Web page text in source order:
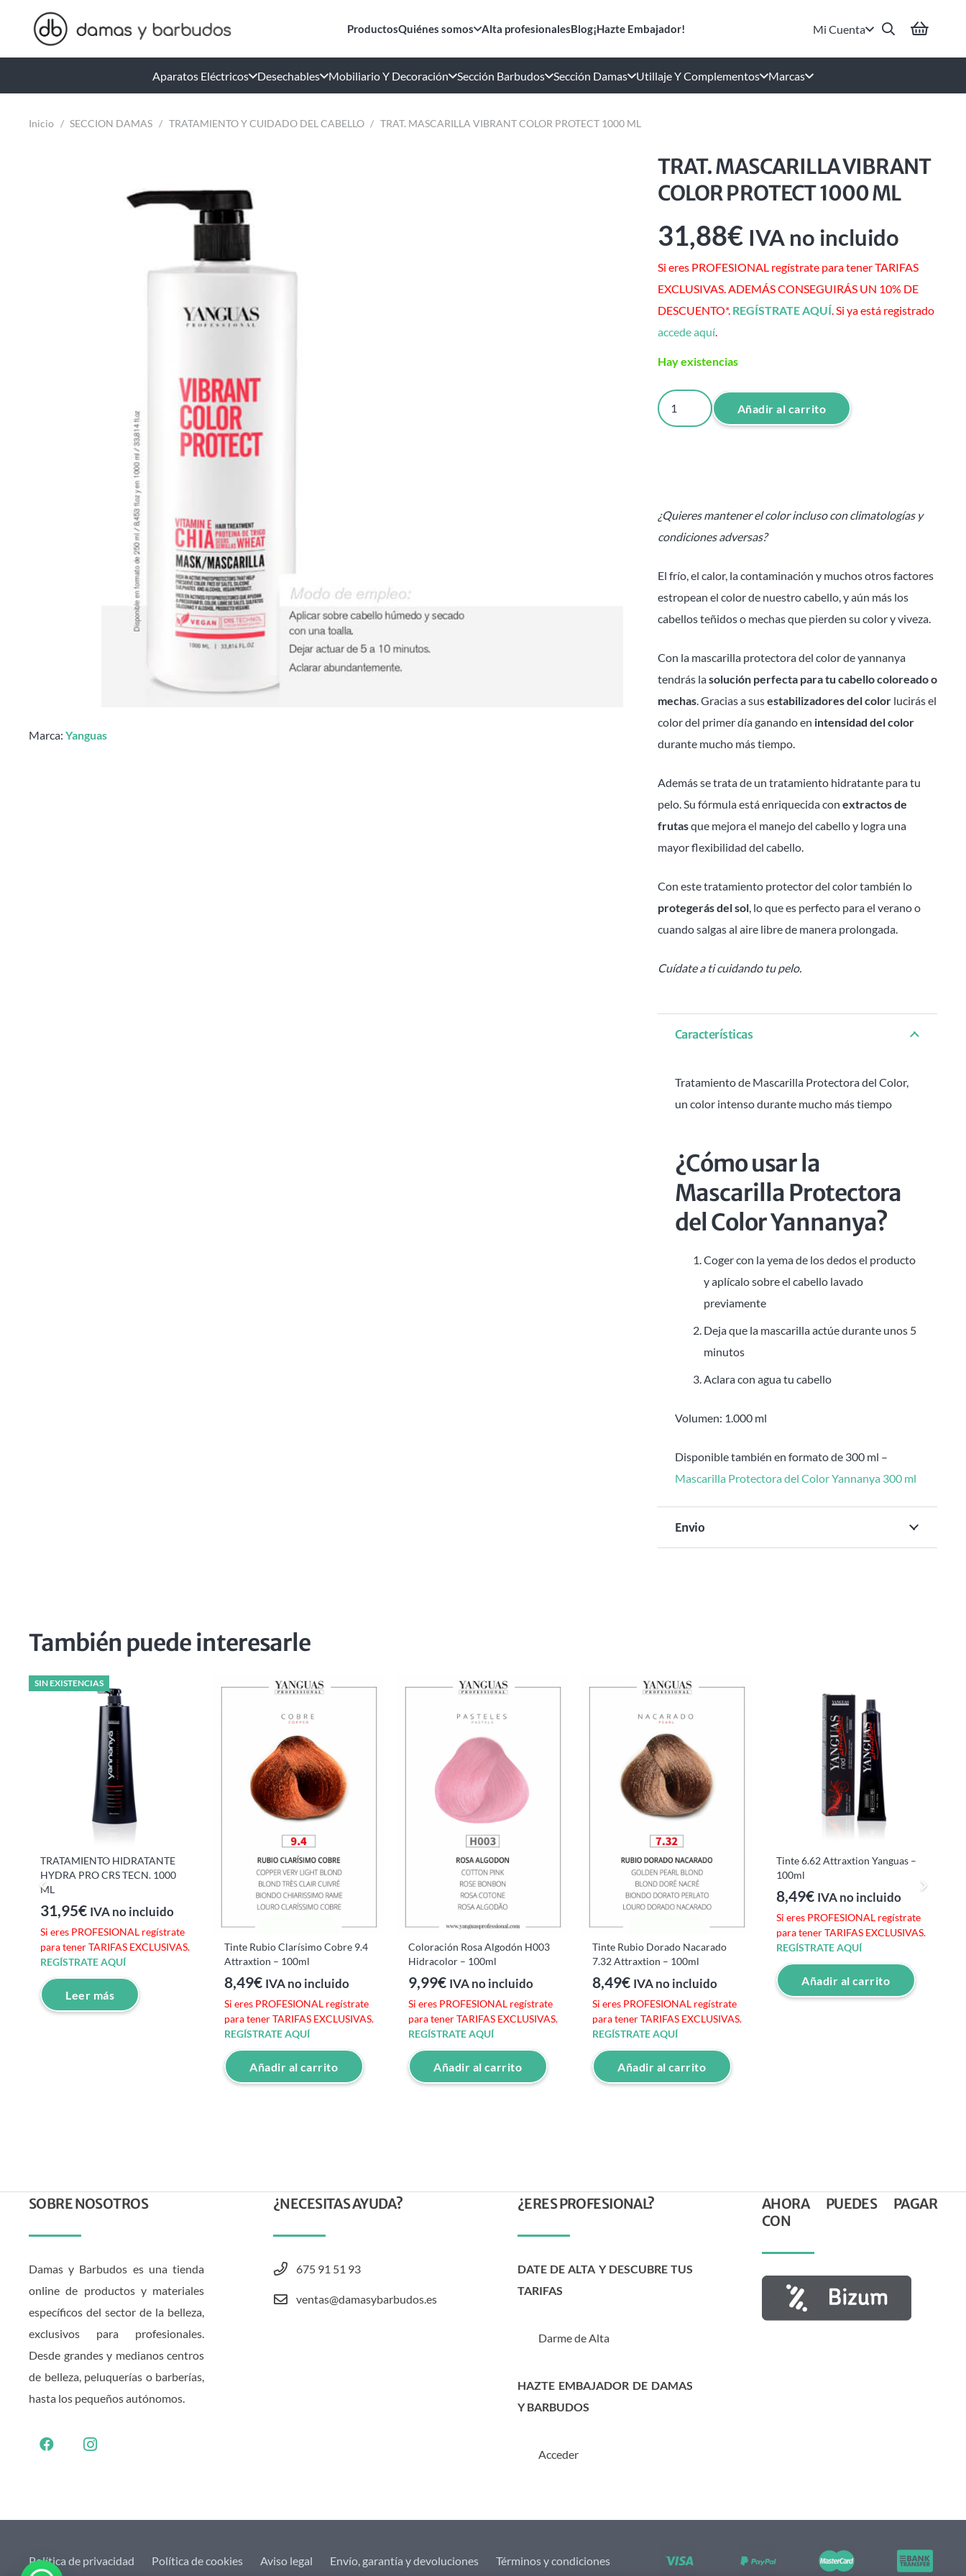
ProductosQuiénes somos Alta profesionalesBlog¡Hazte Embajador! Mi Cuenta
Aparatos Eléctricos Desechables Mobiliario Y Decoración Sección Barbudos Sección Damas Utillaje Y Complementos Marcas
Inicio / SECCION DAMAS / TRATAMIENTO Y CUIDADO DEL CABELLO / TRAT. MASCARILLA VIBRANT COLOR PROTECT 1000 ML
Marca: Yanguas
TRAT. MASCARILLA VIBRANT
COLOR PROTECT 1000 ML
31,88€ IVA no incluido
Si eres PROFESIONAL regístrate para tener TARIFAS
EXCLUSIVAS. ADEMÁS CONSEGUIRÁS UN 10% DE
DESCUENTO*. REGÍSTRATE AQUÍ. Si ya está registrado
accede aquí.
Hay existencias
TRAT.
MASCARILLA
Añadir al carrito
¿Quieres mantener el color incluso con climatologías y
condiciones adversas?
El frío, el calor, la contaminación y muchos otros factores
estropean el color de nuestro cabello, y aún más los
cabellos teñidos o mechas que pierden su color y viveza.
Con la mascarilla protectora del color de yannanya
tendrás lasolución perfecta para tu cabello coloreado o
mechas. Gracias a susestabilizadores del colorlucirás el
color del primer día ganando en intensidad del color
durante mucho más tiempo.
Además se trata de un tratamiento hidratante para tu
pelo. Su fórmula está enriquecida con extractos de
frutasque mejora el manejo del cabello y logra una
mayor flexibilidad del cabello.
Con este tratamiento protector del color también lo
protegerás del sol, lo que es perfecto para el verano o
cuando salgas al aire libre de manera prolongada.
Cuídate a ti cuidando tu pelo.
Características
Tratamiento de Mascarilla Protectora del Color,
un color intenso durante mucho más tiempo
¿Cómo usar la
Mascarilla Protectora
del Color Yannanya?
Coger con la yema de los dedos el producto
y aplícalo sobre el cabello lavado
previamente
Deja que la mascarilla actúe durante unos 5
minutos
Aclara con agua tu cabello
Volumen: 1.000 ml
Disponible también en formato de 300 ml –
Mascarilla Protectora del Color Yannanya 300 ml
Envio
También puede interesarle
SIN EXISTENCIAS
TRATAMIENTO HIDRATANTE
HYDRA PRO CRS TECN. 1000
ML
31,95€ IVA no incluido
Si eres PROFESIONAL regístrate
para tener TARIFAS EXCLUSIVAS.
REGÍSTRATE AQUÍ
Leer más
Tinte Rubio Clarísimo Cobre 9.4
Attraxtion – 100ml
8,49€ IVA no incluido
Si eres PROFESIONAL regístrate
para tener TARIFAS EXCLUSIVAS.
REGÍSTRATE AQUÍ
Añadir al carrito
Coloración Rosa Algodón H003
Hidracolor – 100ml
9,99€ IVA no incluido
Si eres PROFESIONAL regístrate
para tener TARIFAS EXCLUSIVAS.
REGÍSTRATE AQUÍ
Añadir al carrito
Tinte Rubio Dorado Nacarado
7.32 Attraxtion – 100ml
8,49€ IVA no incluido
Si eres PROFESIONAL regístrate
para tener TARIFAS EXCLUSIVAS.
REGÍSTRATE AQUÍ
Añadir al carrito
Tinte 6.62 Attraxtion Yanguas –
100ml
8,49€ IVA no incluido
Si eres PROFESIONAL regístrate
para tener TARIFAS EXCLUSIVAS.
REGÍSTRATE AQUÍ
Añadir al carrito
SOBRE NOSOTROS
Damas y Barbudos es una tienda
online de productos y materiales
específicos del sector de la belleza,
exclusivos para profesionales.
Desde grandes y medianos centros
de belleza, peluquerías o barberías,
hasta los pequeños autónomos.
¿NECESITAS AYUDA?
675 91 51 93
ventas@damasybarbudos.es
¿ERES PROFESIONAL?
DATE DE ALTA Y DESCUBRE TUS
TARIFAS
Darme de Alta
HAZTE EMBAJADOR DE DAMAS
Y BARBUDOS
Acceder
AHORA PUEDES PAGAR
CON
Política de privacidad Política de cookies Aviso legal Envío, garantía y devoluciones Términos y condiciones